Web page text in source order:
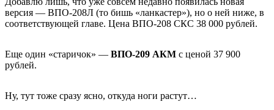
версия — ВПО-208Л (то бишь «ланкастер»), но о ней ниже, в
соответствующей главе. Цена ВПО-208 СКС 38 000 рублей.
Еще один «старичок» — ВПО-209 АКМ с ценой 37 900
рублей.
Ну, тут тоже сразу ясно, откуда ноги растут…